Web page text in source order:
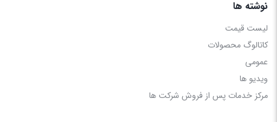
نوشته ها
لیست قیمت
کاتالوگ محصولات
عمومی
ویدیو ها
مرکز خدمات پس از فروش شرکت ها